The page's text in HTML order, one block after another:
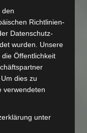
den
Richtlinien-
Datenschutz-
wurden. Unsere
Öffentlichkeit
dies zu
verwendeten
unter